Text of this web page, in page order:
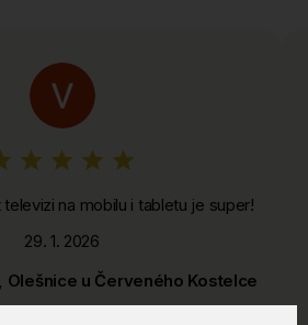
na mobilu i tabletu je super!
29. 1. 2026
Olešnice u Červeného Kostelce